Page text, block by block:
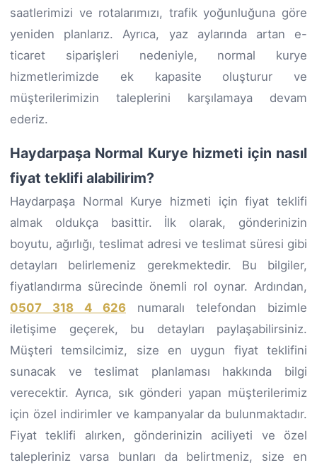
saatlerimizi ve rotalarımızı, trafik yoğunluğuna göre
yeniden planlarız. Ayrıca, yaz aylarında artan e-
ticaret siparişleri nedeniyle, normal kurye
hizmetlerimizde ek kapasite oluşturur ve
müşterilerimizin taleplerini karşılamaya devam
ederiz.
Haydarpaşa Normal Kurye hizmeti için nasıl
fiyat teklifi alabilirim?
Haydarpaşa Normal Kurye hizmeti için fiyat teklifi
almak oldukça basittir. İlk olarak, gönderinizin
boyutu, ağırlığı, teslimat adresi ve teslimat süresi gibi
detayları belirlemeniz gerekmektedir. Bu bilgiler,
fiyatlandırma sürecinde önemli rol oynar. Ardından,
0507 318 4 626 numaralı telefondan bizimle
iletişime geçerek, bu detayları paylaşabilirsiniz.
Müşteri temsilcimiz, size en uygun fiyat teklifini
sunacak ve teslimat planlaması hakkında bilgi
verecektir. Ayrıca, sık gönderi yapan müşterilerimiz
için özel indirimler ve kampanyalar da bulunmaktadır.
Fiyat teklifi alırken, gönderinizin aciliyeti ve özel
talepleriniz varsa bunları da belirtmeniz, size en